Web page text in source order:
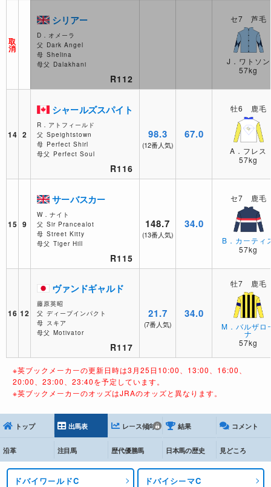
取
消
シリアー
D．オメーラ
父 Dark Angel
母 Shelina
母父 Dalakhani
R112
セ7 芦毛
J．ワトソン
57kg
14 2
シャールズスパイト
R．アトフィールド
父 Speightstown
母 Perfect Shirl
母父 Perfect Soul
R116
98.3
(12番人気)
67.0
牡6 鹿毛
A．フレス
57kg
15 9
サーバスカー
W．ナイト
父 Sir Prancealot
母 Street Kitty
母父 Tiger Hill
R115
148.7
(13番人気)
34.0
セ7 鹿毛
B．カーティ
57kg
16 12
ヴァンドギャルド
藤原英昭
父 ディープインパクト
母 スキア
母父 Motivator
R117
21.7
(7番人気)
34.0
牡7 鹿毛
M．バルザロ
ナ
57kg
※英ブックメーカーの更新日時は3月25日10:00、13:00、16:00、
20:00、23:00、23:40を予定しています。
※英ブックメーカーのオッズはJRAのオッズと異なります。
トップ 出馬表 レース傾向 結果 コメント
沿革 注目馬 歴代優勝馬 日本馬の歴史 見どころ
ドバイワールドC ドバイシーマC